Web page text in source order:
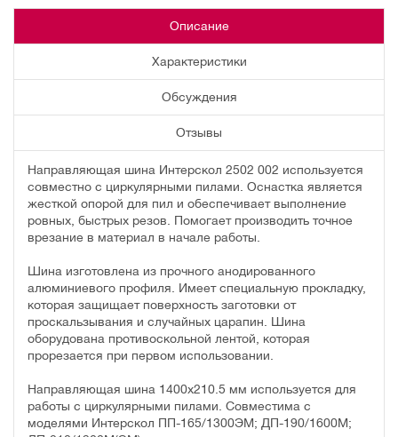
Описание
Характеристики
Обсуждения
Отзывы
Направляющая шина Интерскол 2502 002 используется
совместно с циркулярными пилами. Оснастка является
жесткой опорой для пил и обеспечивает выполнение
ровных, быстрых резов. Помогает производить точное
врезание в материал в начале работы.
Шина изготовлена из прочного анодированного
алюминиевого профиля. Имеет специальную прокладку,
которая защищает поверхность заготовки от
проскальзывания и случайных царапин. Шина
оборудована противоскольной лентой, которая
прорезается при первом использовании.
Направляющая шина 1400х210.5 мм используется для
работы с циркулярными пилами. Совместима с
моделями Интерскол ПП-165/1300ЭМ; ДП-190/1600М;